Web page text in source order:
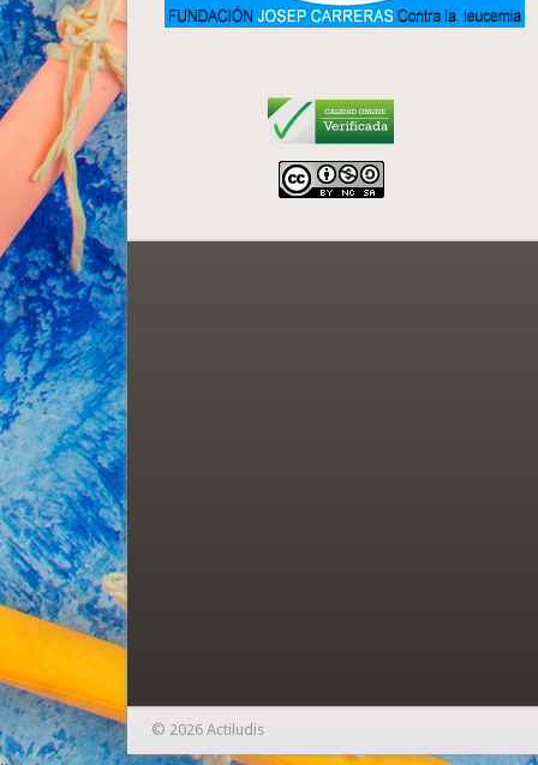
© 2026 Actiludis